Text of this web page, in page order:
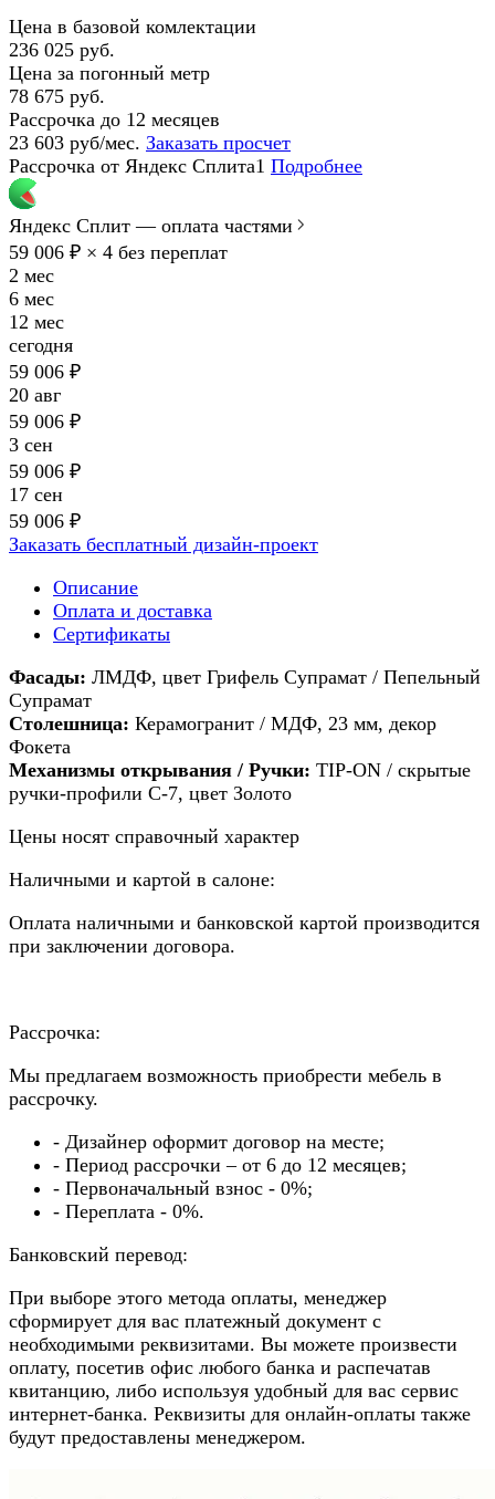
Цена в базовой комлектации
236 025 руб.
Цена за погонный метр
78 675 руб.
Рассрочка до 12 месяцев
23 603 руб/мес. Заказать просчет
Рассрочка от Яндекс Сплита1 Подробнее
Яндекс Сплит — оплата частями
59 006 ₽ × 4 без переплат
2 мес
6 мес
12 мес
сегодня
59 006 ₽
20 авг
59 006 ₽
3 сен
59 006 ₽
17 сен
59 006 ₽
Заказать бесплатный дизайн-проект
Описание
Оплата и доставка
Сертификаты
Фасады: ЛМДФ, цвет Грифель Супрамат / Пепельный
Супрамат
Столешница: Керамогранит / МДФ, 23 мм, декор
Фокета
Механизмы открывания / Ручки: TIP-ON / скрытые
ручки-профили С-7, цвет Золото
Цены носят справочный характер
Наличными и картой в салоне:
Оплата наличными и банковской картой производится
при заключении договора.
Рассрочка:
Мы предлагаем возможность приобрести мебель в
рассрочку.
- Дизайнер оформит договор на месте;
- Период рассрочки – от 6 до 12 месяцев;
- Первоначальный взнос - 0%;
- Переплата - 0%.
Банковский перевод:
При выборе этого метода оплаты, менеджер
сформирует для вас платежный документ с
необходимыми реквизитами. Вы можете произвести
оплату, посетив офис любого банка и распечатав
квитанцию, либо используя удобный для вас сервис
интернет-банка. Реквизиты для онлайн-оплаты также
будут предоставлены менеджером.